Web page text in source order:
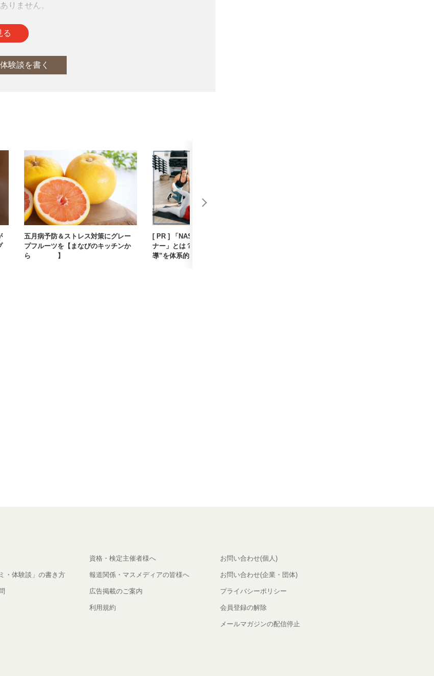
りません。
る
験談を書く
五月病予防＆ストレス対策にグレー
プフルーツを【まなびのキッチンか
ら #01】
[ PR ] 「NASM認定パーソナルトレー
ナー」とは？“安全で効果的な指
導”を体系的...
・体験談」の書き方
資格・検定主催者様へ
報道関係・マスメディアの皆様へ
広告掲載のご案内
利用規約
お問い合わせ(個人)
お問い合わせ(企業・団体)
プライバシーポリシー
会員登録の解除
メールマガジンの配信停止